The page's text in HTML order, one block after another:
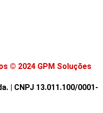
© 2024 GPM Soluções
| CNPJ 13.011.100/0001-